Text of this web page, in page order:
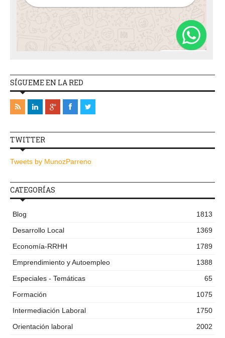
SÍGUEME EN LA RED
TWITTER
Tweets by MunozParreno
CATEGORÍAS
Blog
1813
Desarrollo Local
1369
Economía-RRHH
1789
Emprendimiento y Autoempleo
1388
Especiales - Temáticas
65
Formación
1075
Intermediación Laboral
1750
Orientación laboral
2002